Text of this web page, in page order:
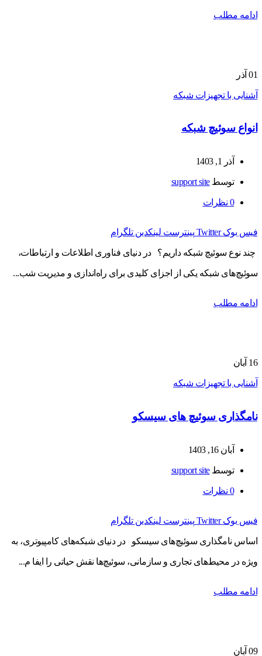
ادامه مطلب
01 آذر
آشنایی با تجهیزات شبکه
انواع سوئیچ شبکه
آذر 1, 1403
توسطsupport site
0 نظرات
فیس بوک Twitter پینترست لینکدین تلگرام
چند نوع سوئیچ شبکه داریم؟ در دنیای فناوری اطلاعات و ارتباطات،
سوئیچ‌های شبکه یکی از اجزای کلیدی برای راه‌اندازی و مدیریت شب...
ادامه مطلب
16 آبان
آشنایی با تجهیزات شبکه
نامگذاری سوئیچ های سیسکو
آبان 16, 1403
توسطsupport site
0 نظرات
فیس بوک Twitter پینترست لینکدین تلگرام
اساس نامگذاری سوئیچ‌های سیسکو در دنیای شبکه‌های کامپیوتری، به
ویژه در محیط‌های تجاری و سازمانی، سوئیچ‌ها نقش حیاتی را ایفا م...
ادامه مطلب
09 آبان